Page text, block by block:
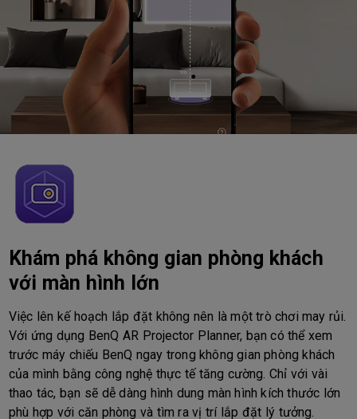
Khám phá không gian phòng khách
với màn hình lớn
Việc lên kế hoạch lắp đặt không nên là một trò chơi may rủi.
Với ứng dụng BenQ AR Projector Planner, bạn có thể xem
trước máy chiếu BenQ ngay trong không gian phòng khách
của mình bằng công nghệ thực tế tăng cường. Chỉ với vài
thao tác, bạn sẽ dễ dàng hình dung màn hình kích thước lớn
phù hợp với căn phòng và tìm ra vị trí lắp đặt lý tưởng.